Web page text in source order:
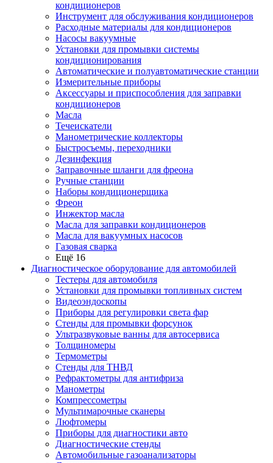
кондиционеров
Инструмент для обслуживания кондиционеров
Расходные материалы для кондиционеров
Насосы вакуумные
Установки для промывки системы
кондиционирования
Автоматические и полуавтоматические станции
Измерительные приборы
Аксессуары и приспособления для заправки
кондиционеров
Масла
Течеискатели
Манометрические коллекторы
Быстросъемы, переходники
Дезинфекция
Заправочные шланги для фреона
Ручные станции
Наборы кондиционерщика
Фреон
Инжектор масла
Масла для заправки кондиционеров
Масла для вакуумных насосов
Газовая сварка
Ещё 16
Диагностическое оборудование для автомобилей
Тестеры для автомобиля
Установки для промывки топливных систем
Видеоэндоскопы
Приборы для регулировки света фар
Стенды для промывки форсунок
Ультразвуковые ванны для автосервиса
Толщиномеры
Термометры
Стенды для ТНВД
Рефрактометры для антифриза
Манометры
Компрессометры
Мультимарочные сканеры
Люфтомеры
Приборы для диагностики авто
Диагностические стенды
Автомобильные газоанализаторы